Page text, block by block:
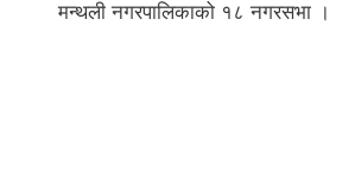
मन्थली नगरपालिकाको १८ नगरसभा ।